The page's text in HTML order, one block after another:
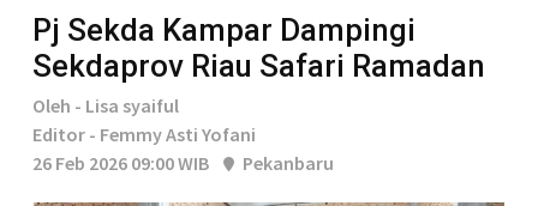
Pj Sekda Kampar Dampingi
Sekdaprov Riau Safari Ramadan
Oleh - Lisa syaiful
Editor - Femmy Asti Yofani
26 Feb 2026 09:00 WIB
Pekanbaru